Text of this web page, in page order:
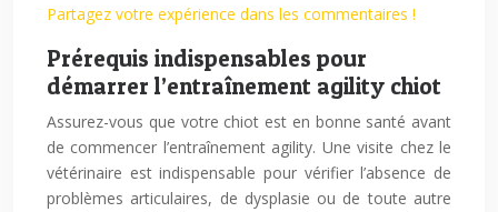
Partagez votre expérience dans les commentaires !
Prérequis indispensables pour
démarrer l’entraînement agility chiot
Assurez-vous que votre chiot est en bonne santé avant
de commencer l’entraînement agility. Une visite chez le
vétérinaire est indispensable pour vérifier l’absence de
problèmes articulaires, de dysplasie ou de toute autre